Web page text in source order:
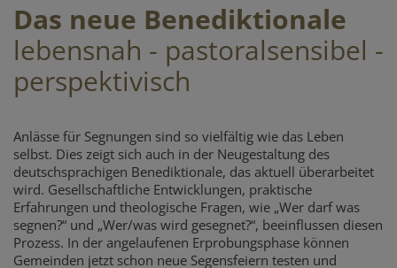
Das neue Benediktionale
lebensnah - pastoralsensibel -
perspektivisch
Anlässe für Segnungen sind so vielfältig wie das Leben
selbst. Dies zeigt sich auch in der Neugestaltung des
deutschsprachigen Benediktionale, das aktuell überarbeitet
wird. Gesellschaftliche Entwicklungen, praktische
Erfahrungen und theologische Fragen, wie „Wer darf was
segnen?“ und „Wer/was wird gesegnet?“, beeinflussen diesen
Prozess. In der angelaufenen Erprobungsphase können
Gemeinden jetzt schon neue Segensfeiern testen und